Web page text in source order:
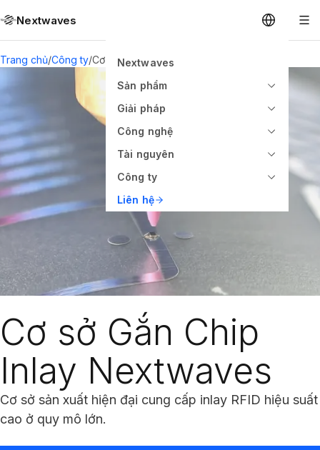
Nextwaves
Nextwaves
Sản phẩm
Giải pháp
Công nghệ
Tài nguyên
Công ty
Liên hệ
Trang chủ/Công ty/Cơ sở Gắn Chip Inlay
Cơ sở Gắn Chip
Inlay Nextwaves
Cơ sở sản xuất hiện đại cung cấp inlay RFID hiệu suất
cao ở quy mô lớn.